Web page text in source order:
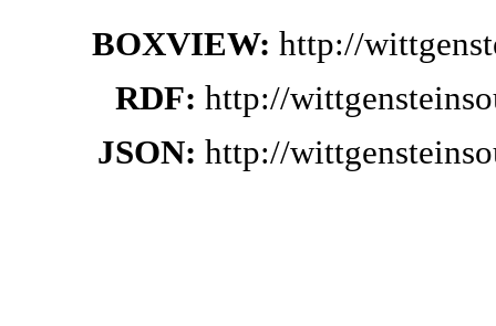
BOXVIEW: http://
RDF: http://
JSON: http://